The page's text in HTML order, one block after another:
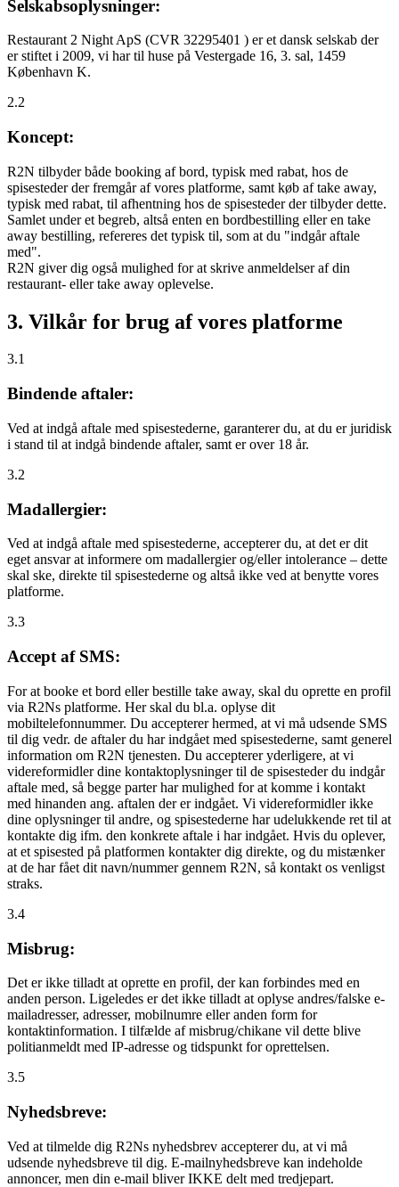
Selskabsoplysninger:
Restaurant 2 Night ApS (CVR 32295401 ) er et dansk selskab der
er stiftet i 2009, vi har til huse på Vestergade 16, 3. sal, 1459
København K.
2.2
Koncept:
R2N tilbyder både booking af bord, typisk med rabat, hos de
spisesteder der fremgår af vores platforme, samt køb af take away,
typisk med rabat, til afhentning hos de spisesteder der tilbyder dette.
Samlet under et begreb, altså enten en bordbestilling eller en take
away bestilling, refereres det typisk til, som at du "indgår aftale
med".
R2N giver dig også mulighed for at skrive anmeldelser af din
restaurant- eller take away oplevelse.
3. Vilkår for brug af vores platforme
3.1
Bindende aftaler:
Ved at indgå aftale med spisestederne, garanterer du, at du er juridisk
i stand til at indgå bindende aftaler, samt er over 18 år.
3.2
Madallergier:
Ved at indgå aftale med spisestederne, accepterer du, at det er dit
eget ansvar at informere om madallergier og/eller intolerance – dette
skal ske, direkte til spisestederne og altså ikke ved at benytte vores
platforme.
3.3
Accept af SMS:
For at booke et bord eller bestille take away, skal du oprette en profil
via R2Ns platforme. Her skal du bl.a. oplyse dit
mobiltelefonnummer. Du accepterer hermed, at vi må udsende SMS
til dig vedr. de aftaler du har indgået med spisestederne, samt generel
information om R2N tjenesten. Du accepterer yderligere, at vi
videreformidler dine kontaktoplysninger til de spisesteder du indgår
aftale med, så begge parter har mulighed for at komme i kontakt
med hinanden ang. aftalen der er indgået. Vi videreformidler ikke
dine oplysninger til andre, og spisestederne har udelukkende ret til at
kontakte dig ifm. den konkrete aftale i har indgået. Hvis du oplever,
at et spisested på platformen kontakter dig direkte, og du mistænker
at de har fået dit navn/nummer gennem R2N, så kontakt os venligst
straks.
3.4
Misbrug:
Det er ikke tilladt at oprette en profil, der kan forbindes med en
anden person. Ligeledes er det ikke tilladt at oplyse andres/falske e-
mailadresser, adresser, mobilnumre eller anden form for
kontaktinformation. I tilfælde af misbrug/chikane vil dette blive
politianmeldt med IP-adresse og tidspunkt for oprettelsen.
3.5
Nyhedsbreve:
Ved at tilmelde dig R2Ns nyhedsbrev accepterer du, at vi må
udsende nyhedsbreve til dig. E-mailnyhedsbreve kan indeholde
annoncer, men din e-mail bliver IKKE delt med tredjepart.